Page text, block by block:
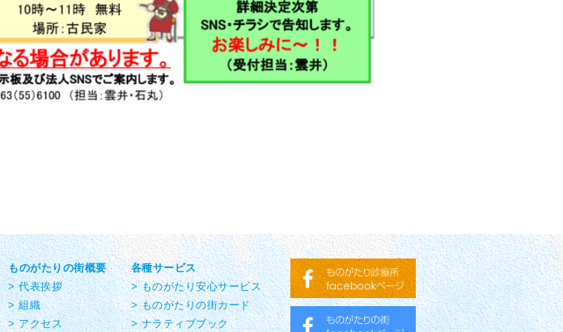
ものがたりの街概要
> 代表挨拶
> 組織
> アクセス
各種サービス
> ものがたり安心サービス
> ものがたりの街カード
> ナラティブブック